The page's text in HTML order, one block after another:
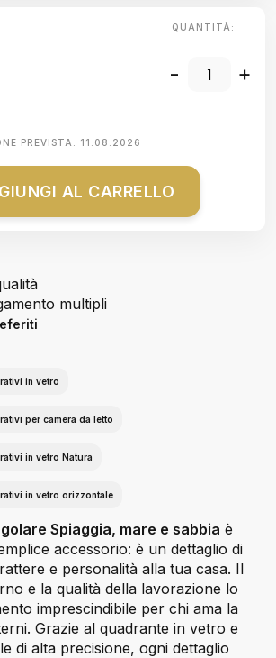
QUANTITÀ:
- +
PREVISTA: 11.08.2026
AL CARRELLO
multipli
in vetro
per camera da letto
in vetro Natura
in vetro orizzontale
Spiaggia, mare e sabbia è
accessorio: è un dettaglio di
e personalità alla tua casa. Il
e la qualità della lavorazione lo
imprescindibile per chi ama la
Grazie al quadrante in vetro e
di alta precisione, ogni dettaglio